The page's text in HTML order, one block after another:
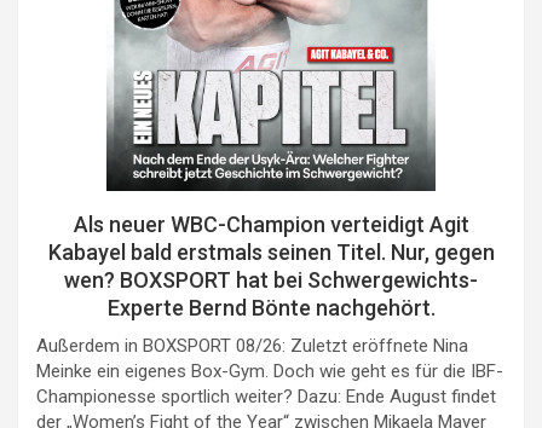
Als neuer WBC-Champion verteidigt Agit
Kabayel bald erstmals seinen Titel. Nur, gegen
wen? BOXSPORT hat bei Schwergewichts-
Experte Bernd Bönte nachgehört.
Außerdem in BOXSPORT 08/26: Zuletzt eröffnete Nina
Meinke ein eigenes Box-Gym. Doch wie geht es für die IBF-
Championesse sportlich weiter? Dazu: Ende August findet
der „Women’s Fight of the Year“ zwischen Mikaela Mayer